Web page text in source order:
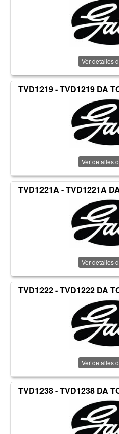
Ver detalles
TVD1219 - TVD1219 DA
Ver detalles
TVD1221A - TVD1221A
Ver detalles
TVD1222 - TVD1222 DA
Ver detalles
TVD1238 - TVD1238 DA